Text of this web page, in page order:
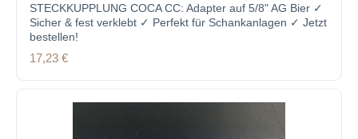
STECKKUPPLUNG COCA CC: Adapter auf 5/8" AG Bier ✓
Sicher & fest verklebt ✓ Perfekt für Schankanlagen ✓ Jetzt
bestellen!
Regulärer Preis:
17,23 €